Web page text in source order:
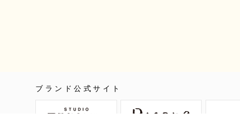
ブランド公式サイト